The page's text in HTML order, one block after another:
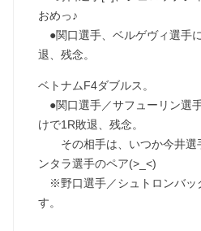
おめっ♪
●関口選手、ベルゲヴィ選手
退、残念。
ベトナムF4ダブルス。
●関口選手／サフューリン選
けで1R敗退、残念。
その相手は、いつか今井選
ンタラ選手のペア(>_<)
※野口選手／シュトロンバッ
す。